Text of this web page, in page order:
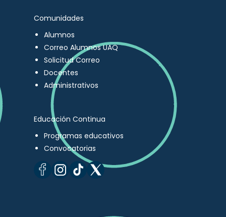
Comunidades
Alumnos
Correo Alumnos UAQ
Solicitud Correo
Docentes
Administrativos
Educación Continua
Programas educativos
Convocatorias